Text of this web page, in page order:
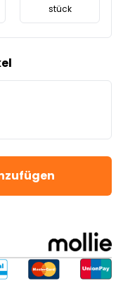
stück